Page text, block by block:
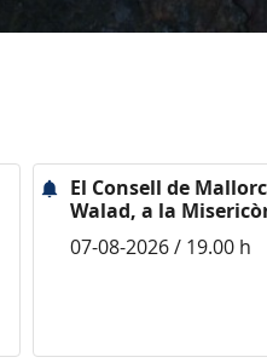
El Consell de
Walad, a la
07-08-2026 / 19.00 h